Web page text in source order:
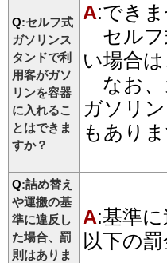
Q:セルフ式
ガソリンス
タンドで利
用客がガソ
リンを容器
に入れるこ
とはできま
すか？
A:できま
セルフ
い場合
なお、
ガソリ
もあり
Q:詰め替え
や運搬の基
準に違反し
た場合、罰
則はありま
A:基準
以下の